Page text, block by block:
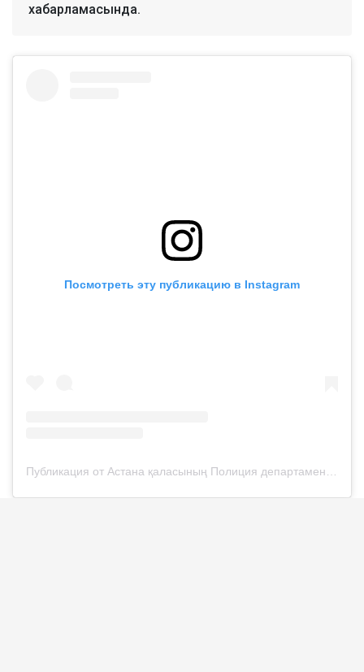
хабарламасында.
Посмотреть эту публикацию в Instagram